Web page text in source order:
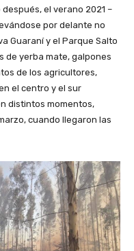
el verano 2021 –
por delante no
Guaraní y el Parque Salto
de yerba mate, galpones
de los agricultores,
el centro y el sur
distintos momentos,
cuando llegaron las